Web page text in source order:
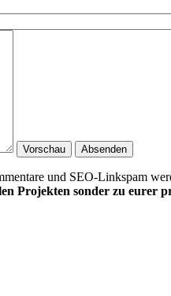
und SEO-Linkspam
Projekten sonder zu eurer